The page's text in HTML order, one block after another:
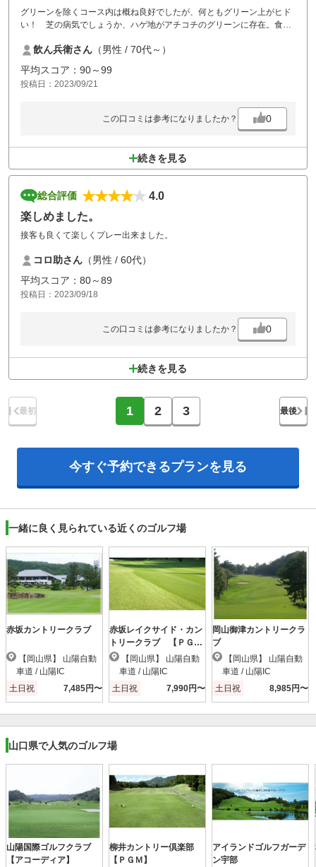
グリーンを除くコース内は概ね良好でしたが、何ともグリーン上がヒド
い！ 芝の病気でしょうか、ハゲ地がアチコチのグリーンに存在。食事
飲ん兵衛さん （男性 / 70代～）
平均スコア：90～99
投稿日：2023/09/21
この口コミは参考になりましたか？ 0
続きを見る
総合評価
4.0
楽しめました。
接客も良くて楽しくプレー出来ました。
コロ助さん （男性 / 60代）
平均スコア：80～89
投稿日：2023/09/18
この口コミは参考になりましたか？ 0
続きを見る
最初 1 2 3 最後
今すぐ予約できるプランを見る
一緒に良く見られている近くのゴルフ場
赤坂カントリークラブ
車道 / 山陽IC
土日祝
7,485円〜
赤坂レイクサイド・カン
トリークラブ 【ＰＧ
Ｍ】
車道 / 山陽IC
土日祝
7,990円〜
岡山御津カントリークラ
ブ
車道 / 山陽IC
土日祝
8,985円〜
山口県で人気のゴルフ場
山陽国際ゴルフクラブ
【アコーディア】
柳井カントリー倶楽部
【ＰＧＭ】
アイランドゴルフガーデ
ン宇部